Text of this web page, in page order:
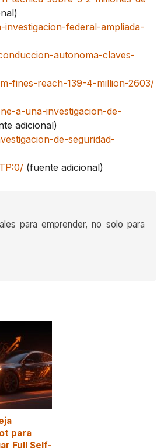
federal-ampliada-
autonoma-claves-
fines-reach-139-4-million-2603/
a-una-investigacion-de-
adicional)
de-seguridad-
(fuente adicional)
para emprender, no solo para
para
Full Self-